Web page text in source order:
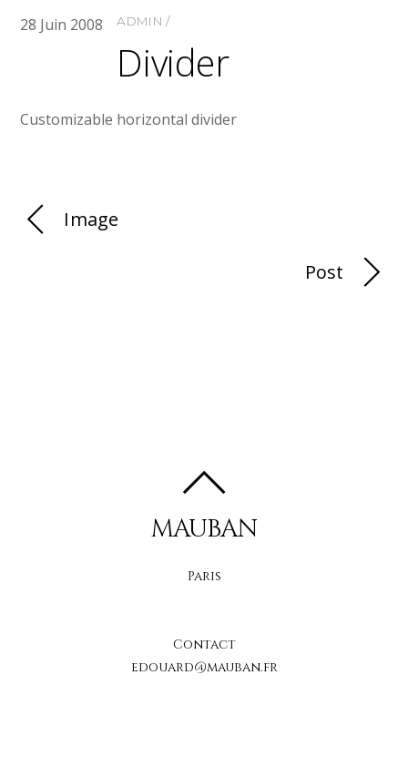
28 Juin 2008 ADMIN
Divider
Customizable horizontal divider
Image
Post
MAUBAN
Paris
Contact
edouard@mauban.fr